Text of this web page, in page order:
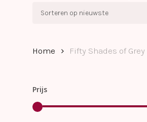
Home Fifty Shades of Grey
Prijs